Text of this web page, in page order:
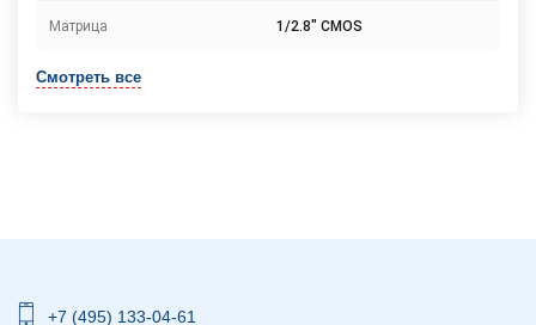
Матрица 1/2.8" CMOS
Смотреть все
+7 (495) 133-04-61